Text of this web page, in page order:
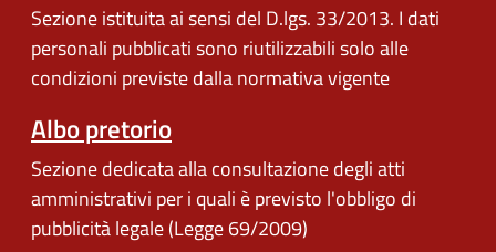
Sezione istituita ai sensi del D.lgs. 33/2013. I dati
personali pubblicati sono riutilizzabili solo alle
condizioni previste dalla normativa vigente
Albo pretorio
Sezione dedicata alla consultazione degli atti
amministrativi per i quali è previsto l'obbligo di
pubblicità legale (Legge 69/2009)